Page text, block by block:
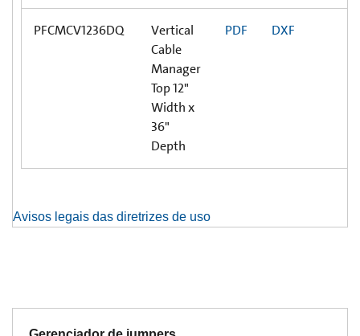
PFCMCV1236DQ
Vertical
Cable
Manager
Top 12"
Width x
36"
Depth
PDF DXF
Avisos legais das diretrizes de uso